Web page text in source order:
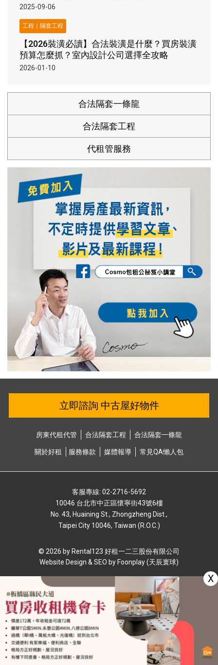
2025-09-06
工程｜隔套工程
【2026裝潢必讀】合法裝潢是什麼？買房裝潢
預算怎麼抓？室內設計公司選擇全攻略
2026-01-10
合法隔套一條龍
合法隔套工程
代租管服務
立即諮詢 中古屋好物件
房東代租代管 合法隔套⼯程 合法隔套⼀條龍
關於好租 服務條款 媒體報導 常⾒QA懶⼈包
客服專線: 02-2716-5692
10046 台北市中正區懷寧街43號6樓
No. 43, Huaining St., Zhongzheng Dist.,
Taipei City 10046, Taiwan (R.O.C.)
© 2026 by Rental123 好租⼀⼆三股份有限公司
Website Design & SEO by Foonplay (天辰寰球)
X